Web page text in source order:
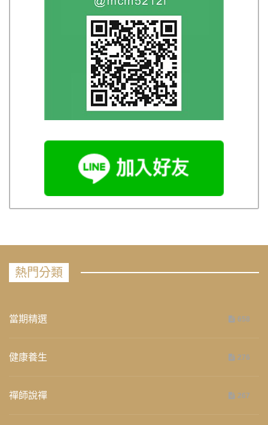
熱門分類
當期精選 658
健康養生 276
禪師說禪 267